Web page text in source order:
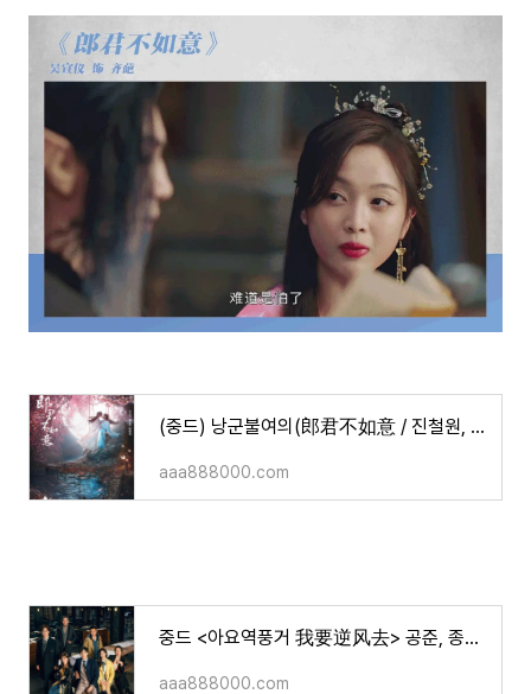
(중드) 낭군불여의(郎君不如意 / 진철원, 오선의 주연/ 등장인물/ 줄거리 등)
aaa888000.com
중드 <아요역풍거 我要逆风去> 공준, 종초희 주연/소개,영상등
aaa888000.com